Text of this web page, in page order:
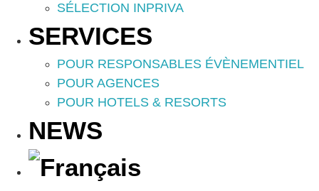
SÉLECTION INPRIVA
SERVICES
POUR RESPONSABLES ÉVÈNEMENTIEL
POUR AGENCES
POUR HOTELS & RESORTS
NEWS